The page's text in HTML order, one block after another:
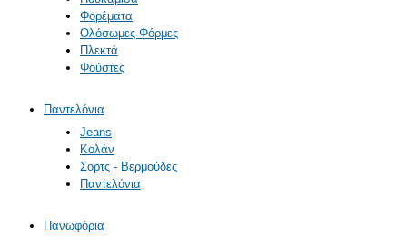
Φορέματα
Ολόσωμες Φόρμες
Πλεκτά
Φούστες
Παντελόνια
Jeans
Κολάν
Σορτς - Βερμούδες
Παντελόνια
Πανωφόρια